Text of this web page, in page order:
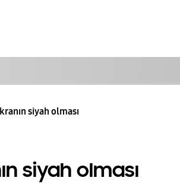
siyah olması
siyah olması